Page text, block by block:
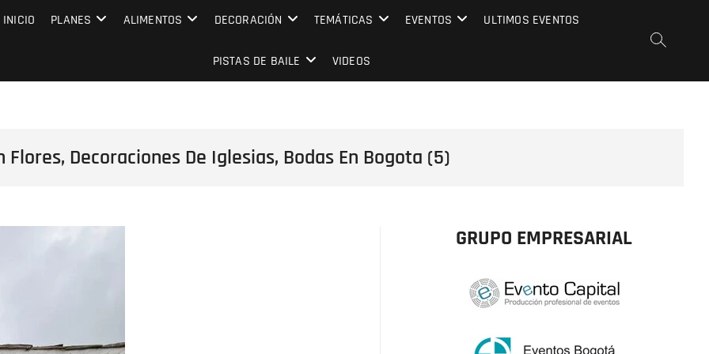
EVENTO CAPITAL
INICIO PLANES ALIMENTOS DECORACIÓN TEMÁTICAS EVENTOS ULTIMOS EVENTOS
PISTAS DE BAILE VIDEOS
Decoraciones De Iglesias, Bodas En Bogota (5)
GRUPO EMPRESARIAL